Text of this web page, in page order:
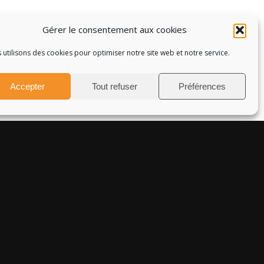
Gérer le consentement aux cookies
utilisons des cookies pour optimiser notre site web et notre service.
Accepter Tout refuser Préférences